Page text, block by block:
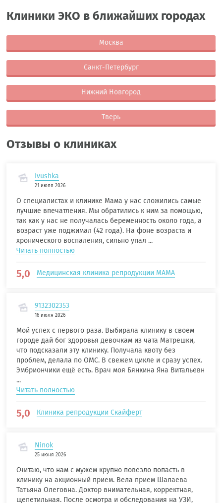
Клиники ЭКО в ближайших городах
Москва
Санкт-Петербург
Нижний Новгород
Тверь
Отзывы о клиниках
Ivushka
21 июля 2026
О специалистах и клинике Мама у нас сложились самые
лучшие впечатления. Мы обратились к ним за помощью,
так как у нас не получалась беременность около года, а
возраст уже поджимал (42 года). На фоне возраста и
хронического воспаления, сильно упал ...
Читать полностью
5,0 Медицинская клиника репродукции МАМА
9132302353
16 июля 2026
Мой успех с первого раза. Выбирала клинику в своем
городе дай бог здоровья девочкам из чата Матрешки,
что подсказали эту клинику. Получала квоту без
проблем, делала по ОМС. В свежем цикле и сразу успех.
Эмбриончики ещё есть. Врач моя Бянкина Яна Витальевн
...
Читать полностью
5,0 Клиника репродукции Скайферт
Ninok
25 июня 2026
Считаю, что нам с мужем крупно повезло попасть в
клинику на акционный прием. Вела прием Шалаева
Татьяна Олеговна. Доктор внимательная, корректная,
щепетильная. После осмотра и обследования на УЗИ,